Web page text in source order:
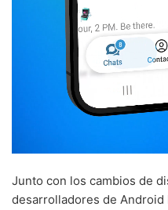
Junto con los cambios de
desarrolladores de Android